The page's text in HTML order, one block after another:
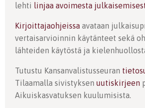
lehti linjaa avoimesta
Kirjoittajaohjeissa avataan
vertaisarvioinnin käytänteet sekä
lähteiden käytöstä ja
Tutustu Kansanvalistusseuran
Tilaamalla sivistyksen uutiskirjeen
Aikuiskasvatuksen kuulumisista.